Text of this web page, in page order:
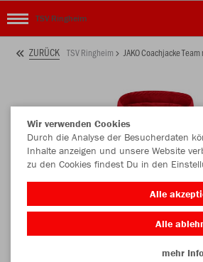
TSV Ringheim
ZURÜCK TSV Ringheim JAKO Coachjacke
Wir verwenden Cookies
Durch die Analyse der Besucherdaten
Inhalte anzeigen und unsere Website
zu den Cookies findest Du in den
Alle
Alle
mehr